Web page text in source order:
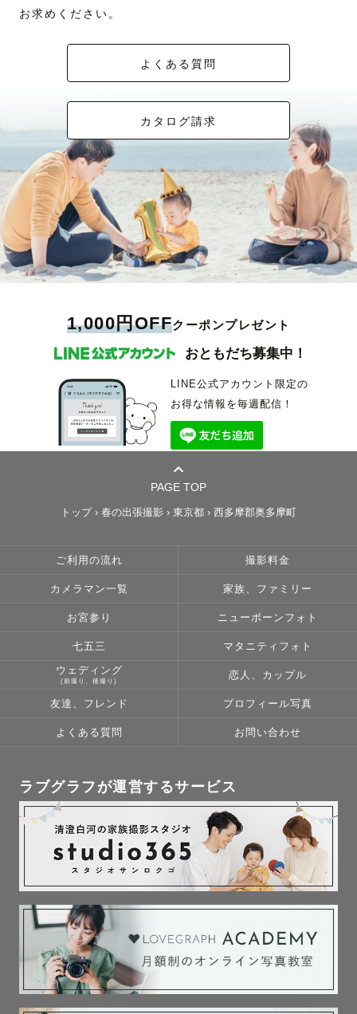
お求めください。
よくある質問
カタログ請求
1,000円OFFクーポンプレゼント
おともだち募集中！
LINE公式アカウント限定の
お得な情報を毎週配信！
PAGE TOP
トップ › 春の出張撮影 › 東京都 › 西多摩郡奥多摩町
ご利用の流れ 撮影料金
カメラマン一覧 家族、ファミリー
お宮参り ニューボーンフォト
七五三 マタニティフォト
ウェディング
(前撮り、後撮り)
恋人、カップル
友達、フレンド プロフィール写真
よくある質問 お問い合わせ
ラブグラフが運営するサービス